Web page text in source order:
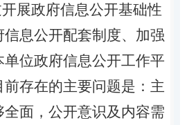
展政府信息公开基础性
息公开配套制度、加强
单位政府信息公开工作平
存在的主要问题是：主
面，公开意识及内容需